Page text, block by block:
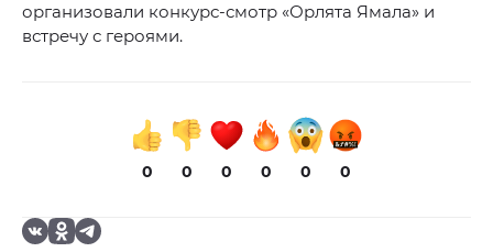
организовали конкурс-смотр «Орлята Ямала» и
встречу с героями.
0 0 0 0 0 0